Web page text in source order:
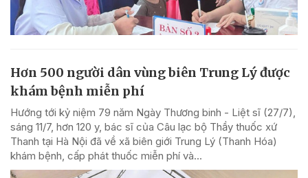
Hơn 500 người dân vùng biên Trung Lý được
khám bệnh miễn phí
Hướng tới kỷ niệm 79 năm Ngày Thương binh - Liệt sĩ (27/7),
sáng 11/7, hơn 120 y, bác sĩ của Câu lạc bộ Thầy thuốc xứ
Thanh tại Hà Nội đã về xã biên giới Trung Lý (Thanh Hóa)
khám bệnh, cấp phát thuốc miễn phí và...